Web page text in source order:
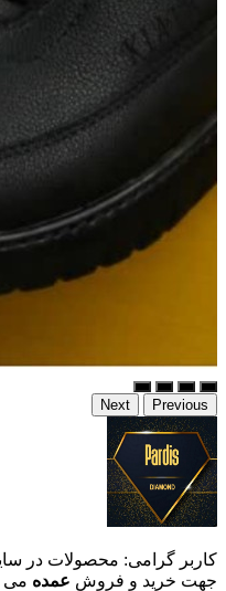
Previous
Next
کاربر گرامی: محصولات در
جهت خرید و فروش عمده می